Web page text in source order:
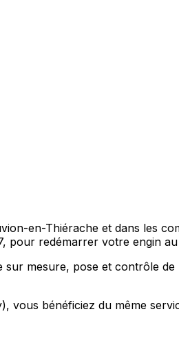
en-Thiérache et dans les
pour redémarrer votre engin
mesure, pose et contrôle
vous bénéficiez du même